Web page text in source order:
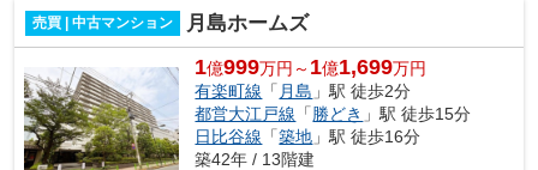
売買 | 中古マンション 月島ホームズ
1億999万円～ 1億1,699万円
有楽町線 「 月島 」駅 徒歩2分
都営大江戸線 「 勝どき 」駅 徒歩15分
日比谷線 「築地 」駅 徒歩16分
築42年 / 13階建